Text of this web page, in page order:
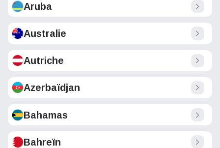
Aruba
Australie
Autriche
Azerbaïdjan
Bahamas
Bahreïn